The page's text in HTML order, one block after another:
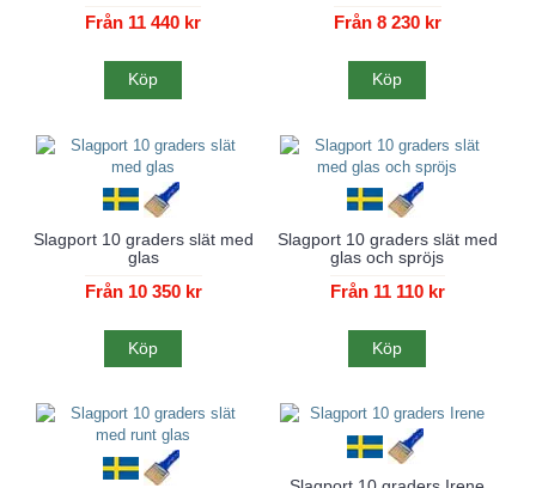
Från 11 440 kr
Köp
Från 8 230 kr
Köp
Slagport 10 graders slät med
glas
Från 10 350 kr
Köp
Slagport 10 graders slät med
glas och spröjs
Från 11 110 kr
Köp